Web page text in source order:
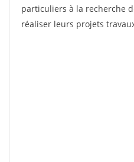
particuliers à la recherche
réaliser leurs projets